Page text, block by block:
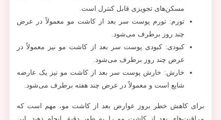
مسکن‌های تجویزی قابل کنترل است.
تورم: تورم پوست سر بعد از کاشت مو معمولاً در عرض
چند روز برطرف می‌شود.
کبودی: کبودی پوست سر بعد از کاشت مو نیز معمولاً در
عرض چند روز برطرف می‌شود.
خارش: خارش پوست سر بعد از کاشت مو نیز یک عارضه
شایع است و معمولاً در عرض چند هفته برطرف می‌شود.
برای کاهش خطر بروز عوارض بعد از کاشت مو، مهم است که